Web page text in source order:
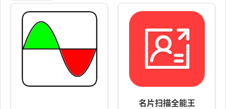
名片扫描全能王